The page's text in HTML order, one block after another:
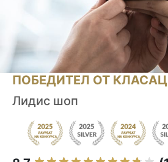
ПОБЕДИТЕЛ ОТ
Лидис шоп